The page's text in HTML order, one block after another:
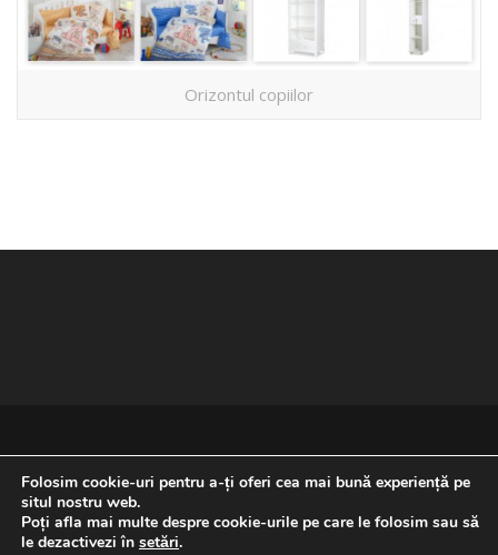
Orizontul copiilor
REVENIRE LA ÎNCEPUTUL PAGINII
Folosim cookie-uri pentru a-ți oferi cea mai bună experiență pe
situl nostru web.
Poți afla mai multe despre cookie-urile pe care le folosim sau să
le dezactivezi în setări.